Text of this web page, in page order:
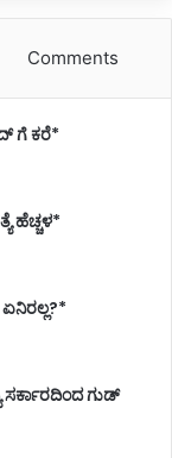
Comments
ಗೆ ಕರೆ*
ಹೆಚ್ಚಳ*
ಗುಡ್